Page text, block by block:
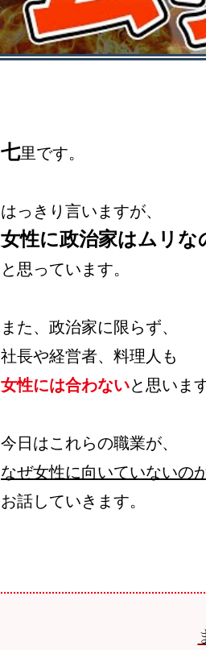
七里です。
はっきり言いますが、
女性に政治家はムリな
と思っています。
また、政治家に限らず、
社長や経営者、料理人も
女性には合わないと思いま
今日はこれらの職業が、
なぜ女性に向いていないの
お話していきます。